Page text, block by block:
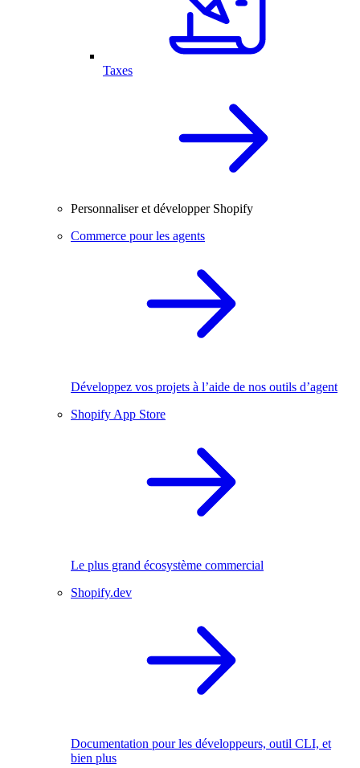
Taxes
Personnaliser et développer Shopify
Commerce pour les agents
Développez vos projets à l’aide de nos outils d’agent
Shopify App Store
Le plus grand écosystème commercial
Shopify.dev
Documentation pour les développeurs, outil CLI, et
bien plus